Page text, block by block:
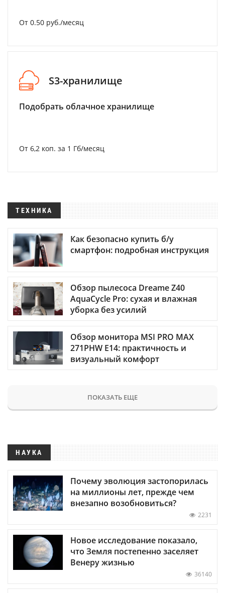
От 0.50 руб./месяц
S3-хранилище
Подобрать облачное хранилище
От 6,2 коп. за 1 Гб/месяц
ТЕХНИКА
Как безопасно купить б/у
смартфон: подробная инструкция
Обзор пылесоса Dreame Z40
AquaCycle Pro: сухая и влажная
уборка без усилий
Обзор монитора MSI PRO MAX
271PHW E14: практичность и
визуальный комфорт
ПОКАЗАТЬ ЕЩЕ
НАУКА
Почему эволюция застопорилась
на миллионы лет, прежде чем
внезапно возобновиться?
2231
Новое исследование показало,
что Земля постепенно заселяет
Венеру жизнью
36140